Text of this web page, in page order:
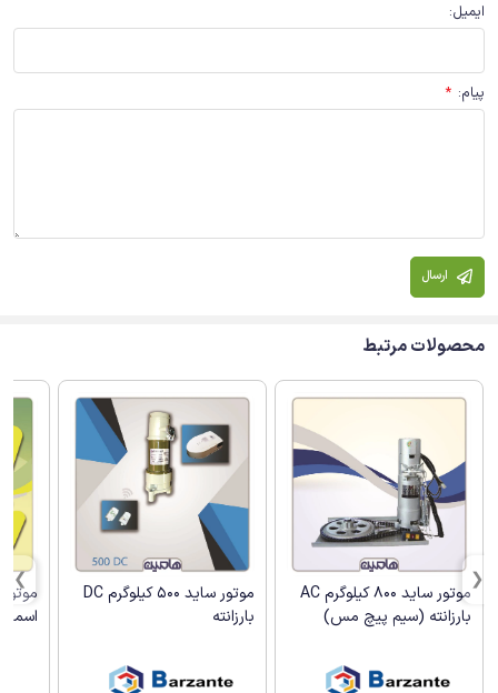
ایمیل:
پیام:
*
ارسال
محصولات مرتبط
موتور ساید 800 کیلوگرم AC
بارزانته (سیم پیچ مس)
موتور ساید 500 کیلوگرم DC
بارزانته